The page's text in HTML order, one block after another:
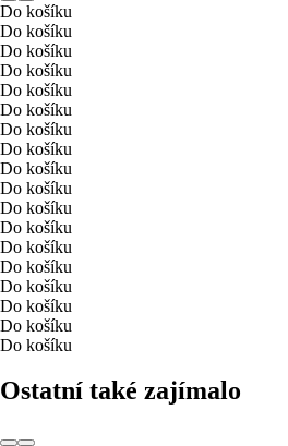
Do košíku
Do košíku
Do košíku
Do košíku
Do košíku
Do košíku
Do košíku
Do košíku
Do košíku
Do košíku
Do košíku
Do košíku
Do košíku
Do košíku
Do košíku
Do košíku
Do košíku
Do košíku
Ostatní také zajímalo